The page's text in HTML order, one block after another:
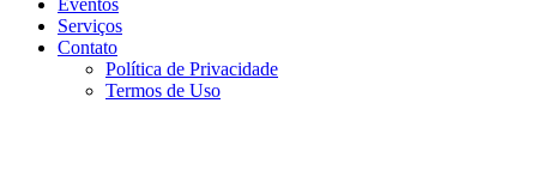
Eventos
Serviços
Contato
Política de Privacidade
Termos de Uso